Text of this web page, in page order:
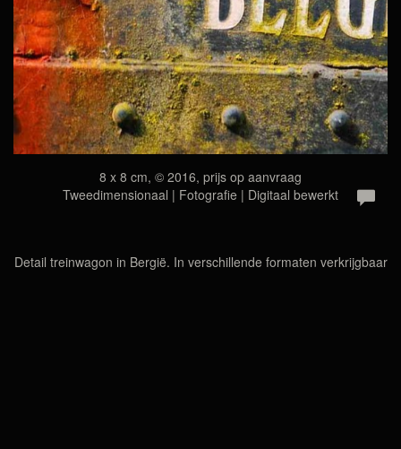
8 x 8 cm, © 2016, prijs op aanvraag
Tweedimensionaal | Fotografie | Digitaal bewerkt
Detail treinwagon in Bergië. In verschillende formaten verkrijgbaar